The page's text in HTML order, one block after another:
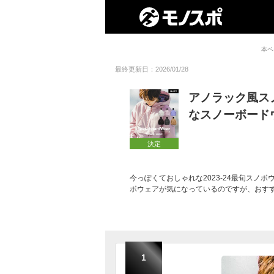
本
最終更新日：2026/01/28
決定
アノラック風
なスノーボード
今っぽくておしゃれな2023-24最旬スノボ
ボウェアが気になっているのですが、おす
1